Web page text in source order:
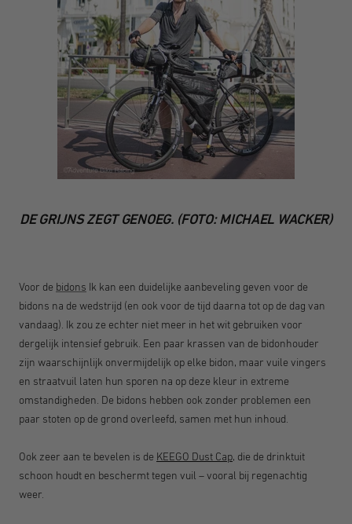
DE GRIJNS ZEGT GENOEG. (FOTO: MICHAEL WACKER)
Voor de bidons Ik kan een duidelijke aanbeveling geven voor de
bidons na de wedstrijd (en ook voor de tijd daarna tot op de dag van
vandaag). Ik zou ze echter niet meer in het wit gebruiken voor
dergelijk intensief gebruik. Een paar krassen van de bidonhouder
zijn waarschijnlijk onvermijdelijk op elke bidon, maar vuile vingers
en straatvuil laten hun sporen na op deze kleur in extreme
omstandigheden. De bidons hebben ook zonder problemen een
paar stoten op de grond overleefd, samen met hun inhoud.
Ook zeer aan te bevelen is de KEEGO Dust Cap, die de drinktuit
schoon houdt en beschermt tegen vuil – vooral bij regenachtig
weer.